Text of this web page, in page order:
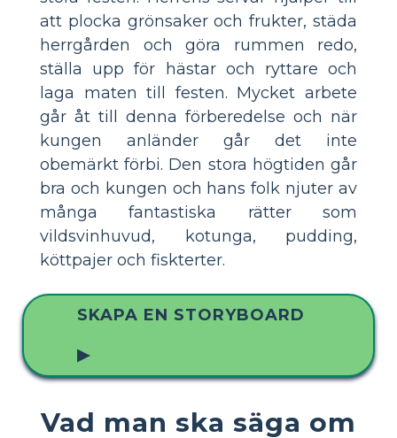
att plocka grönsaker och frukter, städa
herrgården och göra rummen redo,
ställa upp för hästar och ryttare och
laga maten till festen. Mycket arbete
går åt till denna förberedelse och när
kungen anländer går det inte
obemärkt förbi. Den stora högtiden går
bra och kungen och hans folk njuter av
många fantastiska rätter som
vildsvinhuvud, kotunga, pudding,
köttpajer och fiskterter.
SKAPA EN STORYBOARD
▶
Vad man ska säga om